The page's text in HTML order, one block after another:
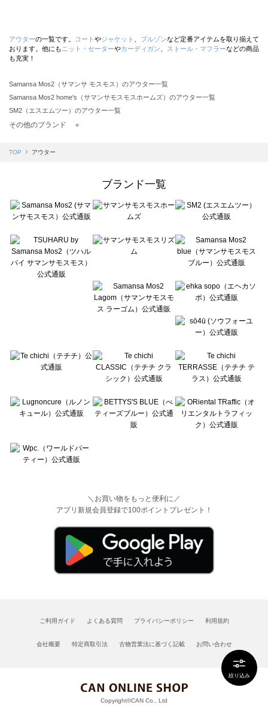
絞り込み
アウターの一覧です。 コート やジャケット ブルゾンなど定番アイテムを取り揃えて
おります。他にも ニット・セーターやカーディガン ストール・マフラーなどの商品
も充実！
Samansa Mos2（サマンサ モスモス）のアウター一覧
Samansa Mos2 home's（サマンサモスモスホームズ）のアウター一覧
SM2（エスエムツー）のアウター一覧
TSUHARU by Samansa Mos2（ツハルバイサマンサモスモス）のアウター一覧
Samansa Mos2 blue（サマンサモスモス ブルー）のアウター一覧
sō4ū（ソウフォーユー）のアウター一覧
Te chichi（テチチ）のアウター一覧
Te chichi CLASSIC（テチチ クラシック）のアウター一覧
Lugnoncure（ルノンキュール）のアウター一覧
BETTY'S BLUE（べティーズブルー）のアウター一覧
Wpc.（ワールドパーティー）のアウター一覧
その他のブランド ＋
TOP アウター
ブランド一覧
＼お買い物をもっと便利に／
アプリ新規会員登録で100ポイントプレゼント！
ご利用ガイド よくある質問 プライバシーポリシー 利用規約
会社概要 特定商取引法 古物営業法に基づく記載 お問い合わせ
Copyright©CAN Co., Ltd